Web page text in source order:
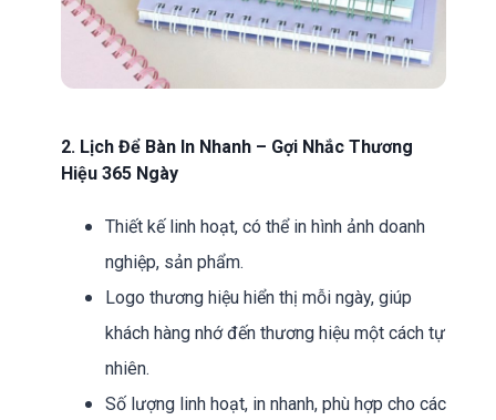
2. Lịch Để Bàn In Nhanh – Gợi Nhắc Thương
Hiệu 365 Ngày
Thiết kế linh hoạt, có thể in hình ảnh doanh
nghiệp, sản phẩm.
Logo thương hiệu hiển thị mỗi ngày, giúp
khách hàng nhớ đến thương hiệu một cách tự
nhiên.
Số lượng linh hoạt, in nhanh, phù hợp cho các